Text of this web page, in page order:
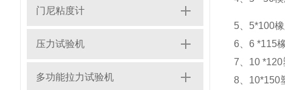
门尼粘度计
压力试验机
多功能拉力试验机
5、5*100
6、6 *115
7、10 *120
8、10*150